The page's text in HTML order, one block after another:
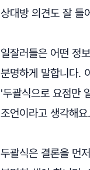
상대방 의견도 잘 들
일잘러들은 어떤 정
분명하게 말합니다.
'두괄식으로 요점만
조언이라고 생각해요.
두괄식은 결론을 먼